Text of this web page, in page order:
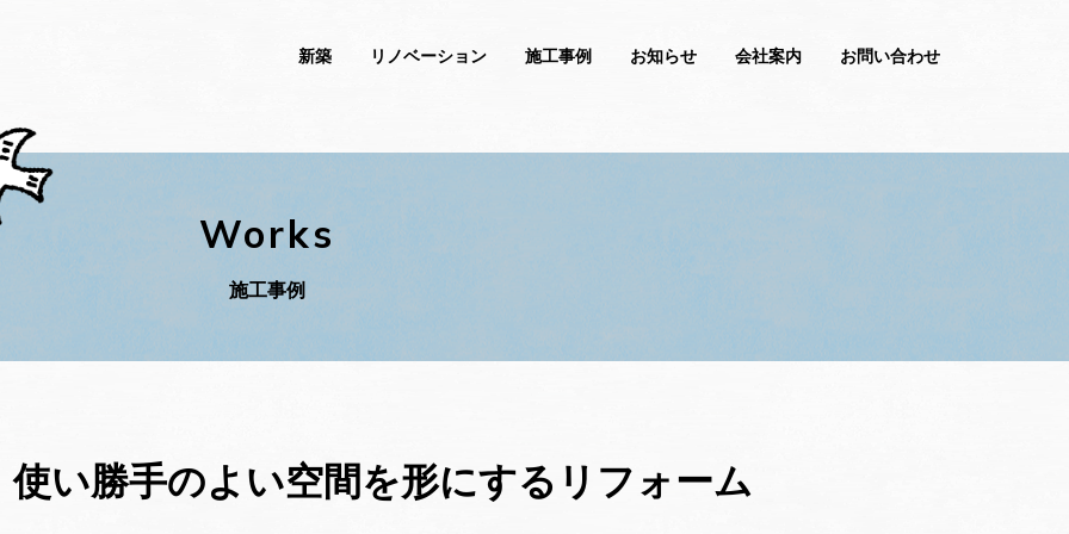
新築 リノベーション 施工事例 お知らせ 会社案内 お問い合わせ
Works
施工事例
使い勝手のよい空間を形にするリフォーム